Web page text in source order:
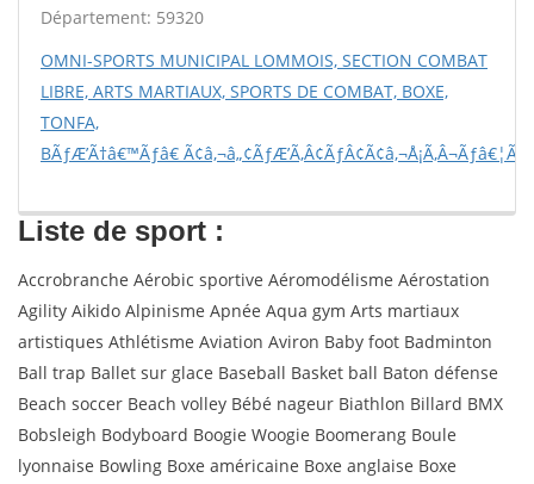
Département: 59320
OMNI-SPORTS MUNICIPAL LOMMOIS, SECTION COMBAT
LIBRE, ARTS MARTIAUX, SPORTS DE COMBAT, BOXE,
TONFA,
BÃƒÆ’Ã†â€™Ãƒâ€
Liste de sport :
Accrobranche Aérobic sportive Aéromodélisme Aérostation
Agility Aikido Alpinisme Apnée Aqua gym Arts martiaux
artistiques Athlétisme Aviation Aviron Baby foot Badminton
Ball trap Ballet sur glace Baseball Basket ball Baton défense
Beach soccer Beach volley Bébé nageur Biathlon Billard BMX
Bobsleigh Bodyboard Boogie Woogie Boomerang Boule
lyonnaise Bowling Boxe américaine Boxe anglaise Boxe